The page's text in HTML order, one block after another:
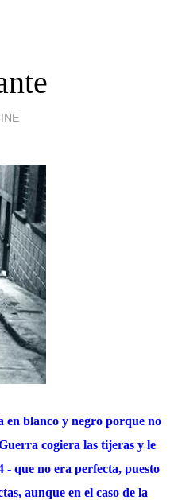
en blanco y negro porque no
cogiera las tijeras y le
que no era perfecta, puesto
aunque en el caso de la